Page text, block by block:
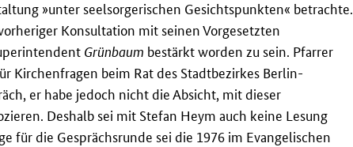
»unter seelsorgerischen Gesichtspunkten« betrachte.
Konsultation mit seinen Vorgesetzten
Grünbaum bestärkt worden zu sein. Pfarrer
Kirchenfragen beim Rat des Stadtbezirkes Berlin-
er habe jedoch nicht die Absicht, mit dieser
Deshalb sei mit Stefan Heym auch keine Lesung
für die Gesprächsrunde sei die 1976 im Evangelischen